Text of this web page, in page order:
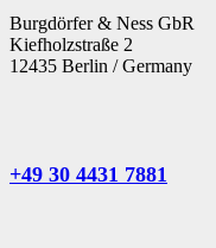
Burgdörfer & Ness GbR
Kiefholzstraße 2
12435 Berlin / Germany
+49 30 4431 7881